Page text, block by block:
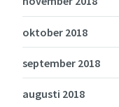
oktober 2018
september 2018
augusti 2018